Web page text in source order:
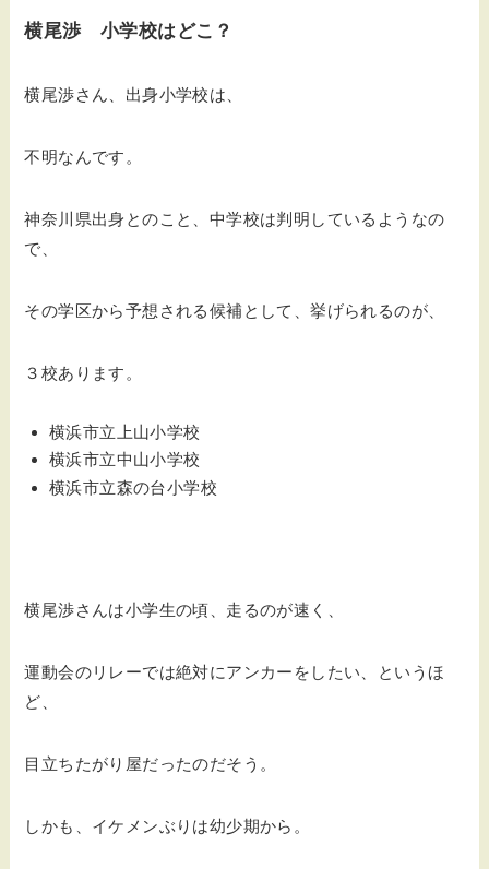
横尾渉 小学校はどこ？
横尾渉さん、出身小学校は、
不明なんです。
神奈川県出身とのこと、中学校は判明しているようなの
で、
その学区から予想される候補として、挙げられるのが、
３校あります。
横浜市立上山小学校
横浜市立中山小学校
横浜市立森の台小学校
横尾渉さんは小学生の頃、走るのが速く、
運動会のリレーでは絶対にアンカーをしたい、というほ
ど、
目立ちたがり屋だったのだそう。
しかも、イケメンぶりは幼少期から。